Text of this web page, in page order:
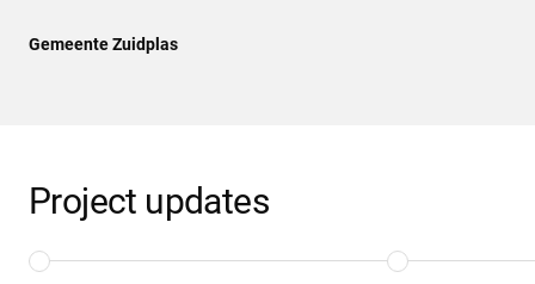
Gemeente Zuidplas
Project updates